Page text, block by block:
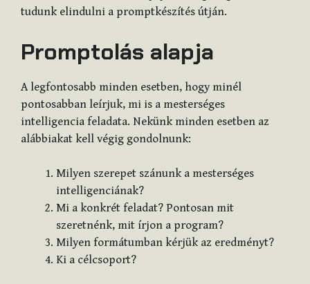
tudunk elindulni a promptkészítés útján.
Promptolás alapja
A legfontosabb minden esetben, hogy minél
pontosabban leírjuk, mi is a mesterséges
intelligencia feladata. Nekünk minden esetben az
alábbiakat kell végig gondolnunk:
Milyen szerepet szánunk a mesterséges
intelligenciának?
Mi a konkrét feladat? Pontosan mit
szeretnénk, mit írjon a program?
Milyen formátumban kérjük az eredményt?
Ki a célcsoport?